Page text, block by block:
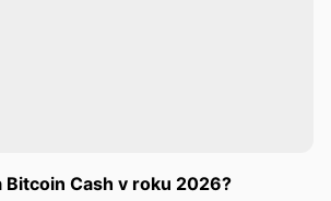
Bitcoin Cash v roku 2026?